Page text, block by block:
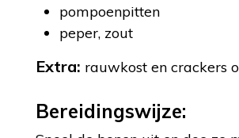
pompoenpitten
peper, zout
Extra: rauwkost en crackers
Bereidingswijze: